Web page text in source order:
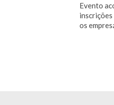
Evento
os